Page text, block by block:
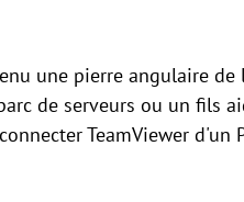
une pierre angulaire
de serveurs ou un fils
TeamViewer d'un